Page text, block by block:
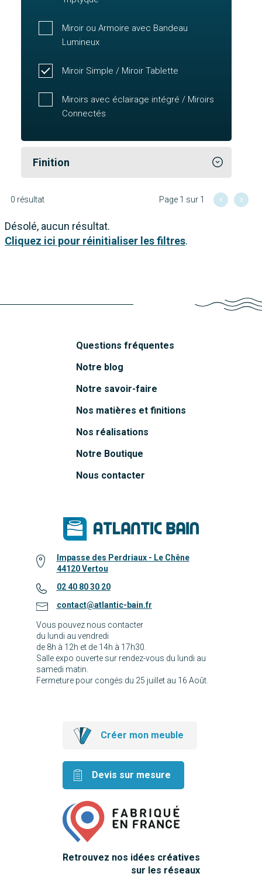
Miroir ou Armoire avec Bandeau
Lumineux
Miroir Simple / Miroir Tablette
Miroirs avec éclairage intégré / Miroirs
Connectés
Finition
0 résultat Page 1 sur 1
Désolé, aucun résultat.
Cliquez ici pour réinitialiser les filtres.
Questions fréquentes
Notre blog
Notre savoir-faire
Nos matières et finitions
Nos réalisations
Notre Boutique
Nous contacter
Impasse des Perdriaux - Le Chêne
44120 Vertou
02 40 80 30 20
contact@atlantic-bain.fr
Vous pouvez nous contacter
du lundi au vendredi
de 8h à 12h et de 14h à 17h30.
Salle expo ouverte sur rendez-vous du lundi au
samedi matin.
Fermeture pour congés du 25 juillet au 16 Août.
Créer mon meuble
Devis sur mesure
Retrouvez nos idées créatives
sur les réseaux